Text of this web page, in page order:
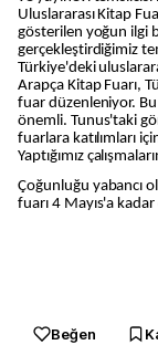
Uluslararası Kitap
gösterilen yoğun ilgi
gerçekleştirdiğimiz
Türkiye'deki
Arapça Kitap Fuarı,
fuar düzenleniyor. Bu
önemli. Tunus'taki
fuarlara katılımları
Yaptığımız
Çoğunluğu yabancı
fuarı 4 Mayıs'a
Beğen